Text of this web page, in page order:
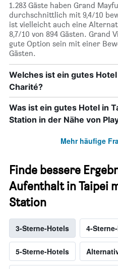
1.283 Gäste haben Grand
durchschnittlich mit 9,4/10
ist vielleicht auch eine
8,7/10 von 894 Gästen. Grand
gute Option sein mit einer
Gästen.
Welches ist ein gutes
Charité?
Was ist ein gutes Hotel in
Station in der Nähe von
Mehr häufige
Finde bessere
Aufenthalt in Taipei
Station
3-Sterne-Hotels 4-
5-Sterne-Hotels